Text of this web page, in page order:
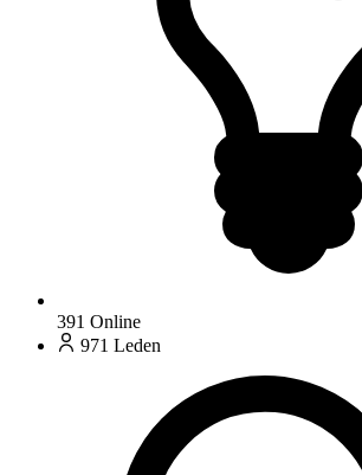
391 Online
971 Leden